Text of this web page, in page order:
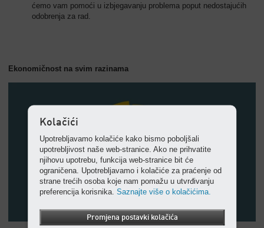
ćemo vam pomoći u izbjegavanju problema poput nedostajućih
odobrenja za rad.
Ekonomičnost na svim razinama
Kolačići
Upotrebljavamo kolačiće kako bismo poboljšali
upotrebljivost naše web-stranice. Ako ne prihvatite
njihovu upotrebu, funkcija web-stranice bit će
ograničena. Upotrebljavamo i kolačiće za praćenje od
strane trećih osoba koje nam pomažu u utvrđivanju
preferencija korisnika.Saznajte više o kolačićima.
Promjena postavki kolačića